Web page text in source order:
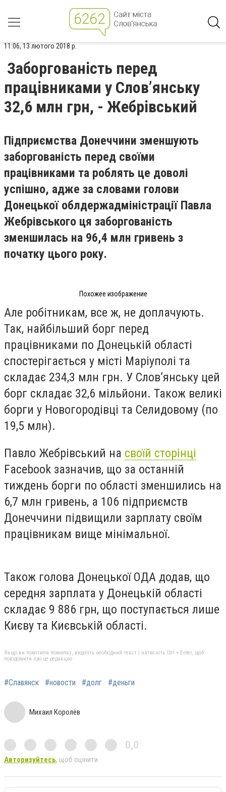
11:06, 13 лютого 2018 р.
Заборгованість перед
працівниками у Словʼянську
32,6 млн грн, - Жебрівський
Підприємства Донеччини зменшують
заборгованість перед своїми
працівниками та роблять це доволі
успішно, адже за словами голови
Донецької облдержадміністрації Павла
Жебрівського ця заборгованість
зменшилась на 96,4 млн гривень з
початку цього року.
Похожее изображение
Але робітникам, все ж, не доплачують.
Так, найбільший борг перед
працівниками по Донецькій області
спостерігається у місті Маріуполі та
складає 234,3 млн грн. У Словʼянську цей
борг складає 32,6 мільйони. Також великі
борги у Новогородівці та Селидовому (по
19,5 млн).
Павло Жебрівський на своїй сторінці
Facebook зазначив, що за останній
тиждень борги по області зменшились на
6,7 млн гривень, а 106 підприємств
Донеччини підвищили зарплату своїм
працівникам вище мінімальної.
Також голова Донецької ОДА додав, що
середня зарплата у Донецькій області
складає 9 886 грн, що поступається лише
Києву та Києвській області.
Якщо ви помітили помилку, виділіть необхідний текст і натисніть Ctrl + Enter, щоб
повідомити про це редакцію
#Славянск #новости #долг #деньги
Михаил Королёв
0,0
Авторизуйтесь, щоб оцінити